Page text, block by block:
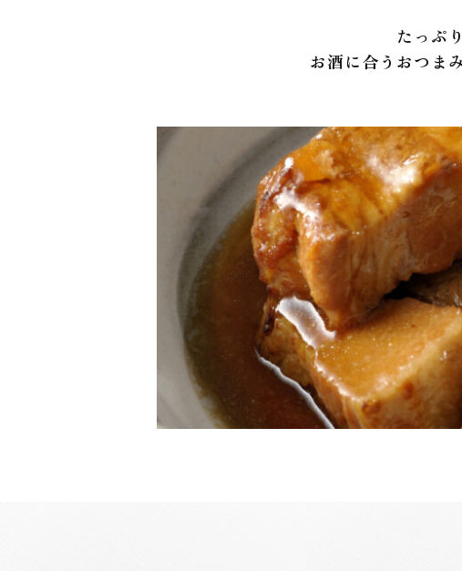
たっぷ
お酒に合うおつま